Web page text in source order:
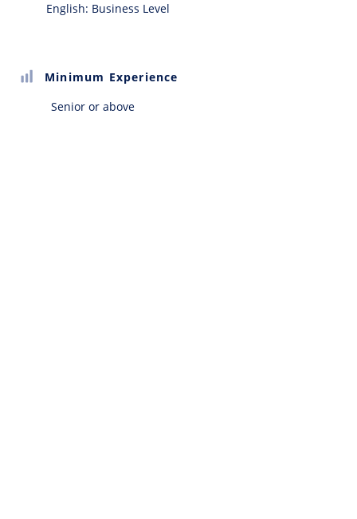
English: Business Level
Minimum Experience
Senior or above